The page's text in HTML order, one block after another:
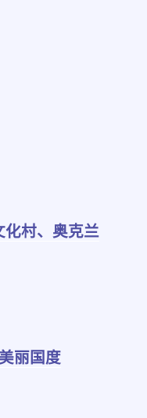
化村、奥克兰
丽国度